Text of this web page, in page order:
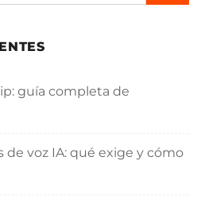
guía completa de
de voz IA: qué exige y cómo